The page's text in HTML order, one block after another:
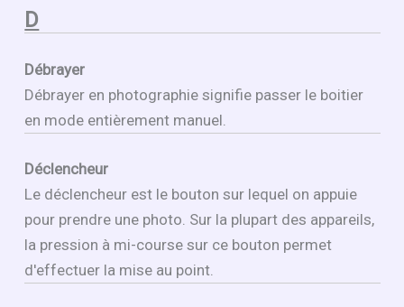
D
Débrayer
Débrayer en photographie signifie passer le boitier
en mode entièrement manuel.
Déclencheur
Le déclencheur est le bouton sur lequel on appuie
pour prendre une photo. Sur la plupart des appareils,
la pression à mi-course sur ce bouton permet
d'effectuer la mise au point.